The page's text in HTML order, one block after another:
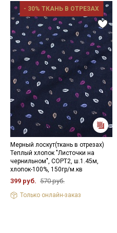
- 30% ТКАНЬ В ОТРЕЗАХ
Мерный лоскут(ткань в отрезах)
Теплый хлопок "Листочки на
чернильном", СОРТ2, ш.1.45м,
хлопок-100%, 150гр/м.кв
399 руб. 570 руб.
Только онлайн-заказ